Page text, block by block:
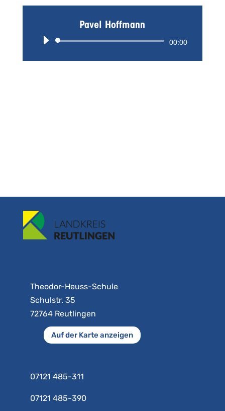
Pavel Hoffmann
Audio-
00:00
Theodor-Heuss-Schule
Schulstr. 35
72764 Reutlingen
Auf der Karte anzeigen
07121 485-311
07121 485-390